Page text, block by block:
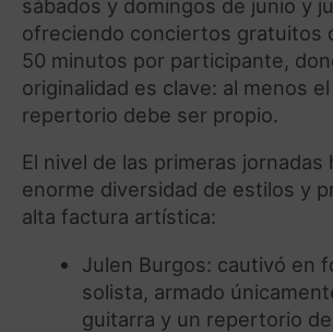
sábados y domingos de junio y
ofreciendo conciertos gratuitos
50 minutos por participante,
originalidad es clave: al menos
repertorio debe ser propio.
El nivel de las primeras jornadas
enorme diversidad de estilos y
alta factura artística:
Julen Burgos: cautivó en
solista, armado
guitarra y un repertorio